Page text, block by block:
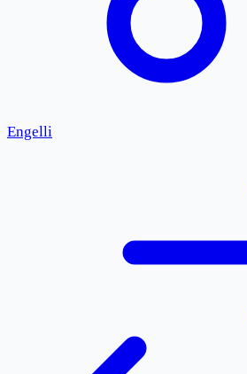
Engelli